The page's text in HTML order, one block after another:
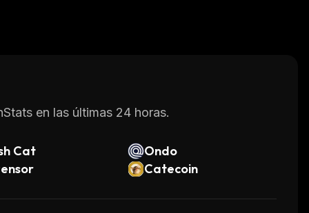
en las últimas 24 horas.
Cat
Ondo
Catecoin